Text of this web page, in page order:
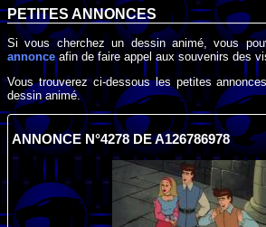
PETITES ANNONCES
Si vous cherchez un dessin animé, vous
annonceafin de faire appel aux souvenirs des
Vous trouverez ci-dessous les petites
dessin animé.
ANNONCE N°4278 DE A126786978